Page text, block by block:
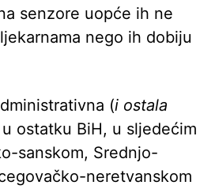
senzore uopće ih ne
nego ih dobiju
(i ostala
ostatku BiH, u sljedećim
sanskom, Srednjo-
neretvanskom